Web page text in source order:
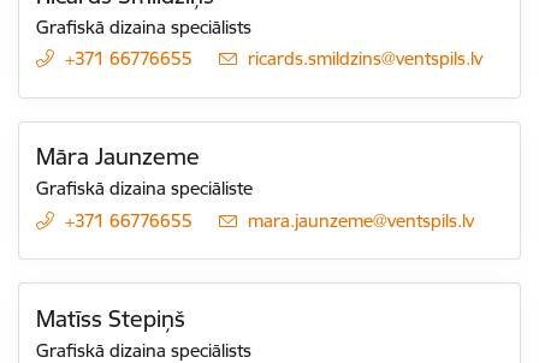
Grafiskā dizaina speciālists
+371 66776655
E-pasts:
ricards.smildzins@ventspils.lv
Māra Jaunzeme
Grafiskā dizaina speciāliste
+371 66776655
E-pasts:
mara.jaunzeme@ventspils.lv
Matīss Stepiņš
Grafiskā dizaina speciālists